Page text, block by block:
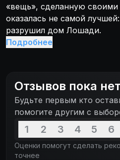
«вещь», сделанную
оказалась не самой
разрушил дом Лошади.
Подробнее
Отзывов пока нет
Будьте первым кто
помогите другим с
1 2 3 4 5 6
Оценки помогут сделать
точнее